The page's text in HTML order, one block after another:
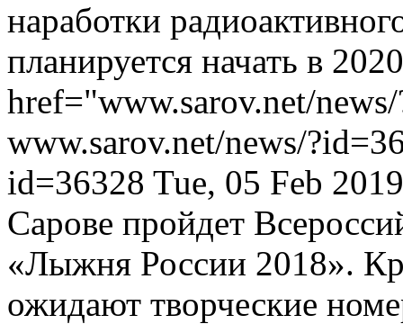
наработки
планируется начать в
href="www.sarov.net/
www.sarov.net/news/
id=36328 Tue, 05 Feb
Сарове пройдет
«Лыжня России 2018».
ожидают творческие